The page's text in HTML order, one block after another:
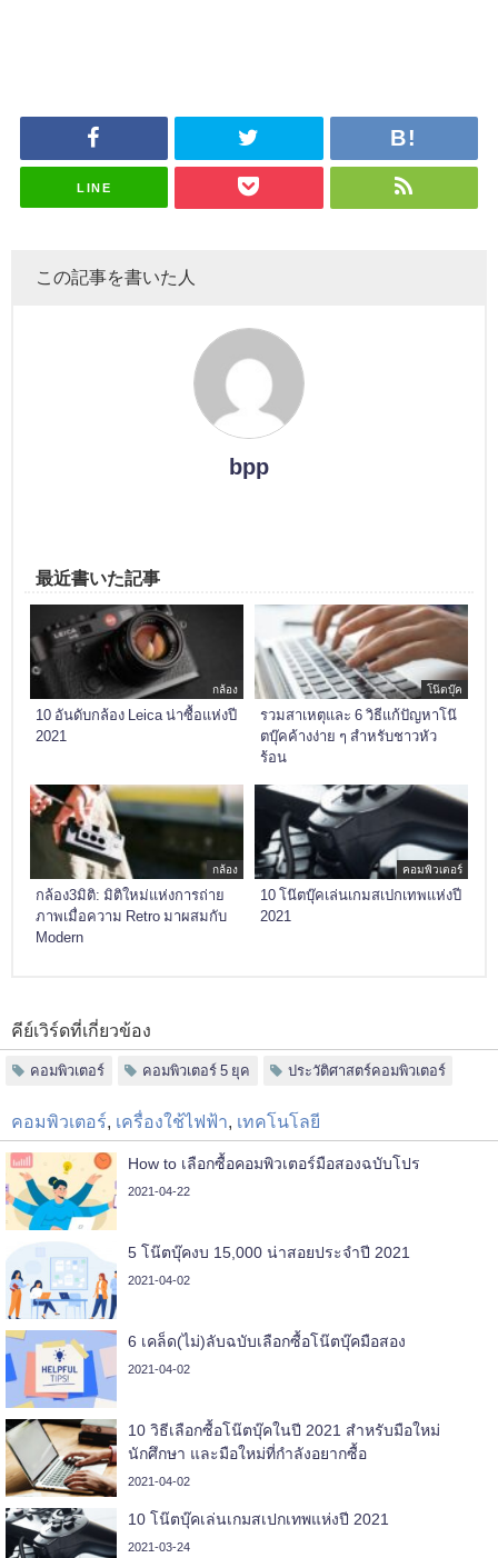
LINE
この記事を書いた人
bpp
最近書いた記事
กล้อง
10 อันดับกล้อง Leica น่าซื้อแห่งปี
2021
โน๊ตบุ๊ค
รวมสาเหตุและ 6 วิธีแก้ปัญหาโน๊
ตบุ๊คค้างง่าย ๆ สำหรับชาวหัว
ร้อน
กล้อง
กล้อง3มิติ: มิติใหม่แห่งการถ่าย
ภาพเมื่อความ Retro มาผสมกับ
Modern
คอมพิวเตอร์
10 โน๊ตบุ๊คเล่นเกมสเปกเทพแห่งปี
2021
คีย์เวิร์ดที่เกี่ยวข้อง
คอมพิวเตอร์ คอมพิวเตอร์ 5 ยุค ประวัติศาสตร์คอมพิวเตอร์
คอมพิวเตอร์ เครื่องใช้ไฟฟ้า เทคโนโลยี
How to เลือกซื้อคอมพิวเตอร์มือสองฉบับโปร
2021-04-22
5 โน๊ตบุ๊คงบ 15,000 น่าสอยประจำปี 2021
2021-04-02
6 เคล็ด(ไม่)ลับฉบับเลือกซื้อโน๊ตบุ๊คมือสอง
2021-04-02
10 วิธีเลือกซื้อโน๊ตบุ๊คในปี 2021 สำหรับมือใหม่
นักศึกษา และมือใหม่ที่กำลังอยากซื้อ
2021-04-02
10 โน๊ตบุ๊คเล่นเกมสเปกเทพแห่งปี 2021
2021-03-24